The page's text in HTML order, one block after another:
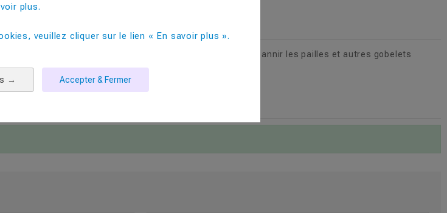
réutilisable ?
L'union Européenne va bannir les pailles et autres gobelets
plus.
veuillez cliquer sur le lien « En savoir plus ».
→ Accepter & Fermer